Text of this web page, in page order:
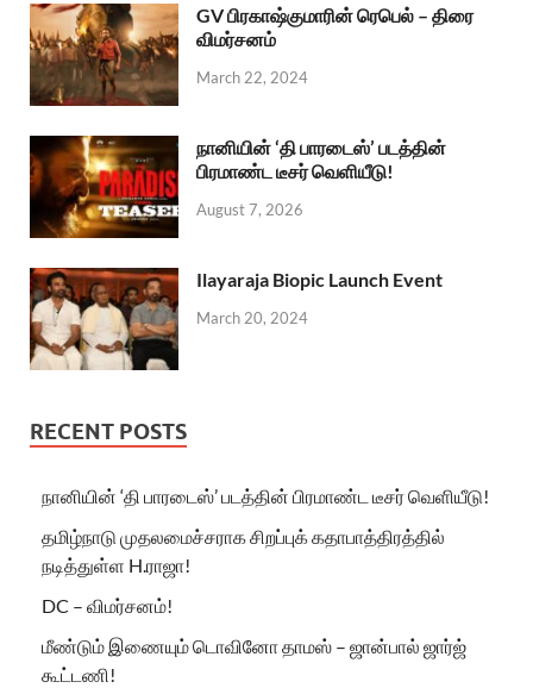
GV பிரகாஷ்குமாரின் ரெபெல் – திரை
விமர்சனம்
March 22, 2024
நானியின் ‘தி பாரடைஸ்’ படத்தின்
பிரமாண்ட டீசர் வெளியீடு!
August 7, 2026
Ilayaraja Biopic Launch Event
March 20, 2024
RECENT POSTS
நானியின் ‘தி பாரடைஸ்’ படத்தின் பிரமாண்ட டீசர் வெளியீடு!
தமிழ்நாடு முதலமைச்சராக சிறப்புக் கதாபாத்திரத்தில்
நடித்துள்ள H.ராஜா!
DC – விமர்சனம்!
மீண்டும் இணையும் டொவினோ தாமஸ் – ஜான்பால் ஜார்ஜ்
கூட்டணி!